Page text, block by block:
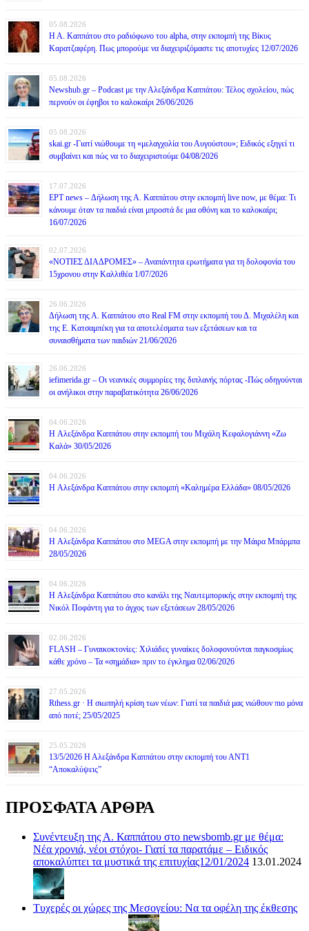
05.08.2026
Η Α. Καππάτου στο ραδιόφωνο του alpha, στην εκπομπή της Βίκυς
Καρατζαφέρη. Πως μπορούμε να διαχειριζόμαστε τις αποτυχίες 12/07/2026
05.08.2026
Newshub.gr – Podcast με την Αλεξάνδρα Καππάτου: Τέλος σχολείου, πώς
περνούν οι έφηβοι το καλοκαίρι 26/06/2026
05.08.2026
skai.gr -Γιατί νιώθουμε τη «μελαγχολία του Αυγούστου»; Ειδικός εξηγεί τι
συμβαίνει και πώς να το διαχειριστούμε 04/08/2026
17.07.2026
ΕΡΤ news – Δήλωση της Α. Καππάτου στην εκπομπή live now, με θέμα: Τι
κάνουμε όταν τα παιδιά είναι μπροστά δε μια οθόνη και το καλοκαίρι;
16/07/2026
02.07.2026
«ΝΟΤΙΕΣ ΔΙΑΔΡΟΜΕΣ» – Αναπάντητα ερωτήματα για τη δολοφονία του
15χρονου στην Καλλιθέα 1/07/2026
26.06.2026
Δήλωση της Α. Καππάτου στο Real FM στην εκπομπή του Δ. Μιχαλέλη και
της Ε. Κατσαμπέκη για τα αποτελέσματα των εξετάσεων και τα
συναισθήματα των παιδιών 21/06/2026
26.06.2026
iefimerida.gr – Οι νεανικές συμμορίες της διπλανής πόρτας -Πώς οδηγούνται
οι ανήλικοι στην παραβατικότητα 26/06/2026
04.06.2026
H Αλεξάνδρα Καππάτου στην εκπομπή του Μιχάλη Κεφαλογιάννη «Ζω
Καλά» 30/05/2026
04.06.2026
H Αλεξάνδρα Καππάτου στην εκπομπή «Καλημέρα Ελλάδα» 08/05/2026
04.06.2026
H Αλεξάνδρα Καππάτου στο MEGA στην εκπομπή με την Μάιρα Mπάρμπα
28/05/2026
04.06.2026
H Αλεξάνδρα Καππάτου στο κανάλι της Ναυτεμπορικής στην εκπομπή της
Νικόλ Ποφάντη για το άγχος των εξετάσεων 28/05/2026
02.06.2026
FLASH – Γυναικοκτονίες: Χιλιάδες γυναίκες δολοφονούνται παγκοσμίως
κάθε χρόνο – Τα «σημάδια» πριν το έγκλημα 02/06/2026
27.05.2026
Rthess.gr · Η σιωπηλή κρίση των νέων: Γιατί τα παιδιά μας νιώθουν πιο μόνα
από ποτέ; 25/05/2025
25.05.2026
13/5/2026 Η Αλεξάνδρα Καππάτου στην εκπομπή του ΑΝΤ1
“Αποκαλύψεις”
ΠΡΟΣΦΑΤΑ ΑΡΘΡΑ
Συνέντευξη της Α. Καππάτου στο newsbomb.gr με θέμα:
Νέα χρονιά, νέοι στόχοι- Γιατί τα παρατάμε – Ειδικός
αποκαλύπτει τα μυστικά της επιτυχίας12/01/2024 13.01.2024
Τυχερές οι χώρες της Μεσογείου: Να τα οφέλη της έκθεσης